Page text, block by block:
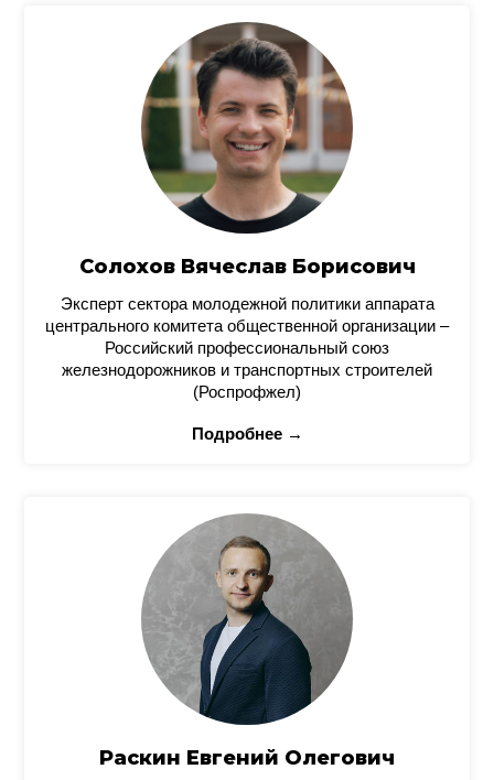
Солохов Вячеслав Борисович
Эксперт сектора молодежной политики аппарата
центрального комитета общественной организации –
Российский профессиональный союз
железнодорожников и транспортных строителей
(Роспрофжел)
Подробнее →
Раскин Евгений Олегович